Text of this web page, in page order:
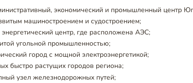
экономический и промышленный центр
машиностроением и судостроением;
центр, где расположена АЭС;
угольной промышленностью;
город с мощной электроэнергетикой;
быстро растущих городов региона;
узел железнодорожных путей;